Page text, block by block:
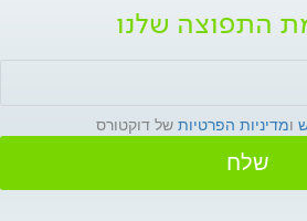
התפוצה שלנו
ומדיניות הפרטיות של דוקטורס
שלח